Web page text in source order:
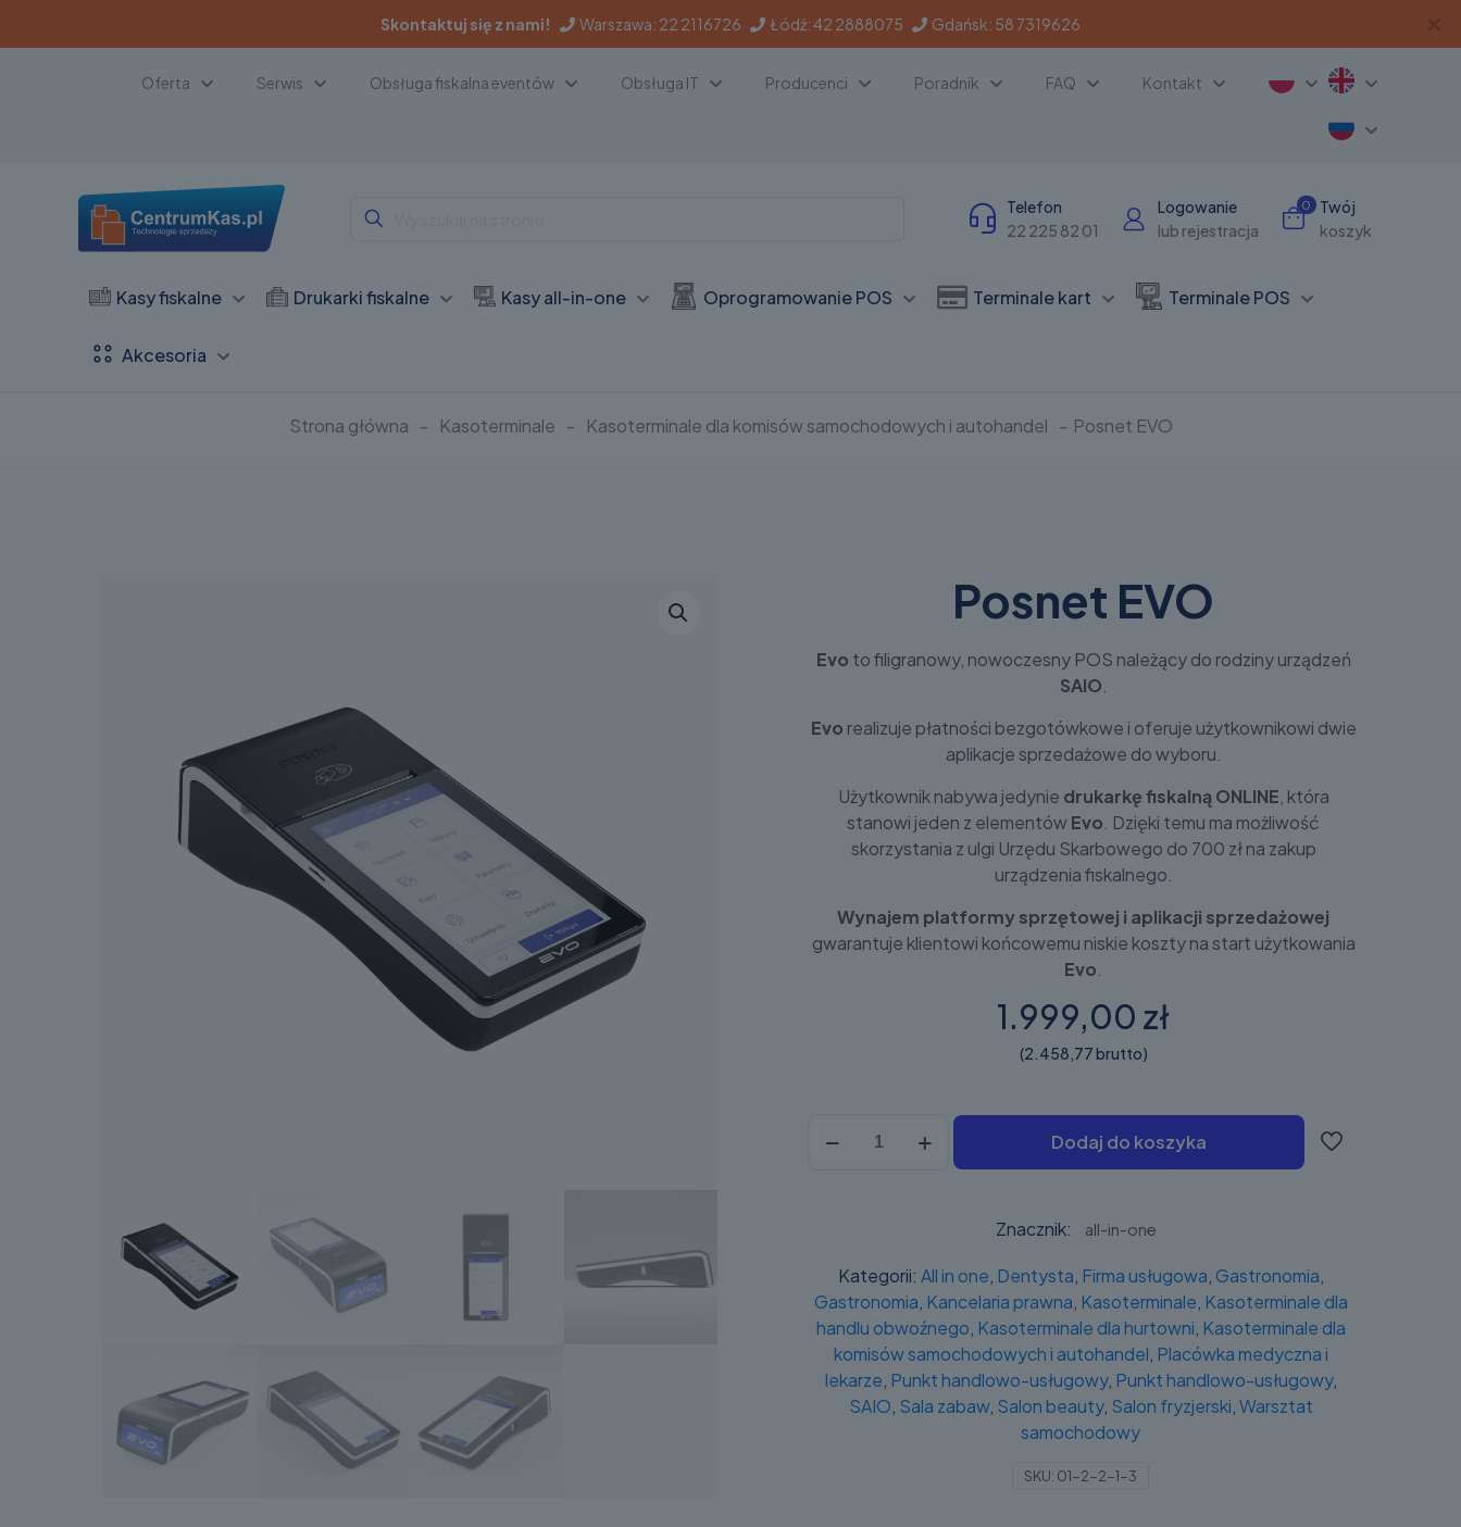
Skontaktuj się z nami! Warszawa: 22 2116726 Łódź:42 2888075 Gdańsk: 58 7319626 ✕
Oferta Serwis Obsługa fiskalna eventów Obsługa IT Producenci Poradnik FAQ Kontakt
Telefon
22 225 82 01
Logowanie
lub rejestracja
0
Twój
koszyk
Kasy fiskalne Drukarki fiskalne Kasy all-in-one Oprogramowanie POS Terminale kart Terminale POS
Akcesoria
Strona główna - Kasoterminale - Kasoterminale dla komisów samochodowych i autohandel - Posnet EVO
Posnet EVO
Evo to filigranowy, nowoczesny POS należący do rodziny urządzeń
SAIO
Evo realizuje płatności bezgotówkowe i oferuje użytkownikowi dwie
aplikacje sprzedażowe do wyboru.
Użytkownik nabywa jedynie drukarkę fiskalną ONLINE , która
stanowi jeden z elementówEvo . Dzięki temu ma możliwość
skorzystania z ulgi Urzędu Skarbowego do 700 zł na zakup
urządzenia fiskalnego.
Wynajem platformy sprzętowej i aplikacji sprzedażowej
gwarantuje klientowi końcowemu niskie koszty na start użytkowania
Evo
1.999,00 zł
(2.458,77 brutto)
Posnet
Dodaj do koszyka
Znacznik: all-in-one
Kategorii: All in one Dentysta Firma usługowa Gastronomia
Gastronomia Kancelaria prawna Kasoterminale Kasoterminale dla
handlu obwoźnego Kasoterminale dla hurtowni Kasoterminale dla
komisów samochodowych i autohandel Placówka medyczna i
lekarze Punkt handlowo-usługowy, Punkt handlowo-usługowy,
SAIO Sala zabaw, Salon beauty, Salon fryzjerski Warsztat
samochodowy
SKU: 01-2-2-1-3